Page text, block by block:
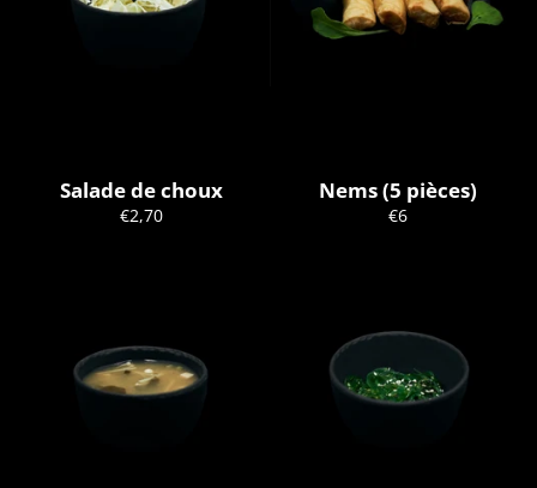
Salade de choux
Prix
€2,70
Nems (5 pièces)
Prix
€6